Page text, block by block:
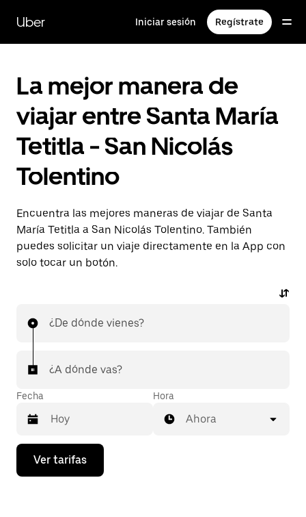
contenido
principal
Uber Iniciar sesión Regístrate
La mejor manera de
viajar entre Santa María
Tetitla - San Nicolás
Tolentino
Encuentra las mejores maneras de viajar de Santa
María Tetitla a San Nicolás Tolentino. También
puedes solicitar un viaje directamente en la App con
solo tocar un botón.
¿De dónde vienes?
¿A dónde vas?
Fecha
Presiona
flecha
Hora
Ahora
Ver tarifas